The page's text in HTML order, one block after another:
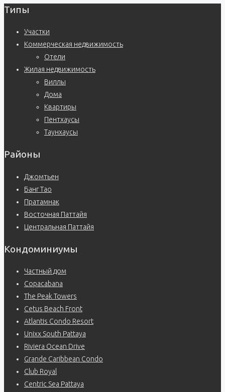
Типы
Участки
Коммерческая недвижимость
Отели
Жилая недвижимость
Виллы
Дома
Квартиры
Пентхаусы
Таунхаусы
Районы
Джомтьен
Банг Тао
Пратамнак
Восточная Паттайя
Центральная Паттайя
Кондоминиумы
Частный дом
Copacabana
The Peak Towers
Cetus Beach Front
Atlantis Condo Resort
Unixx South Pattaya
Riviera Ocean Drive
Grande Caribbean Condo
Club Royal
Centric Sea Pattaya